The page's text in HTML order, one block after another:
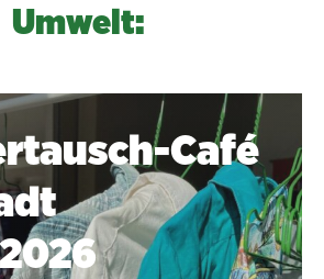
Umwelt:
Café